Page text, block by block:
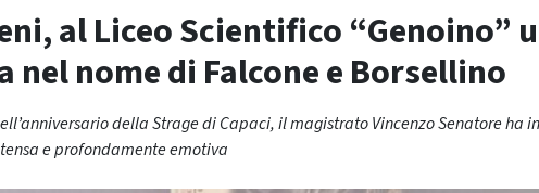
al Liceo Scientifico “Genoino”
nel nome di Falcone e Borsellino
della Strage di Capaci, il magistrato Vincenzo Senatore ha
e profondamente emotiva